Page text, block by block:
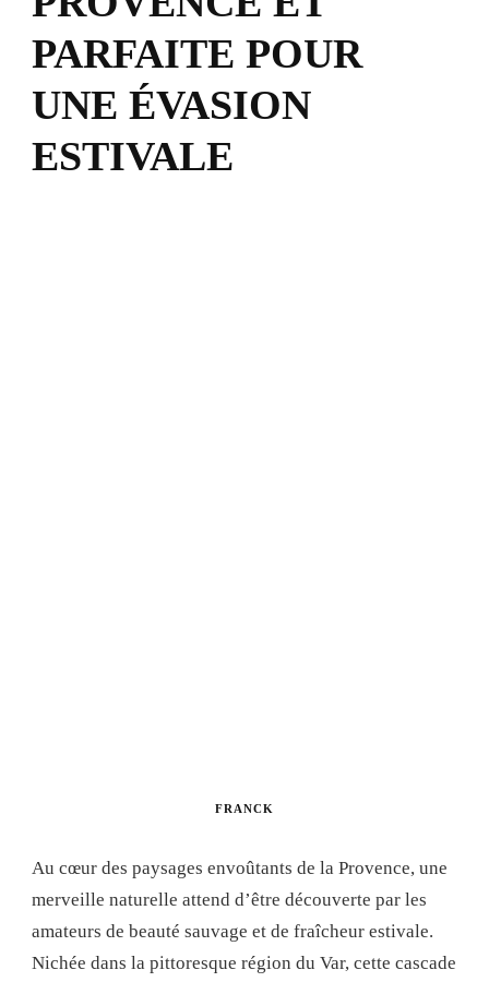
PARFAITE POUR
UNE ÉVASION
ESTIVALE
FRANCK
Au cœur des paysages envoûtants de la Provence, une
merveille naturelle attend d’être découverte par les
amateurs de beauté sauvage et de fraîcheur estivale.
Nichée dans la pittoresque région du Var, cette cascade